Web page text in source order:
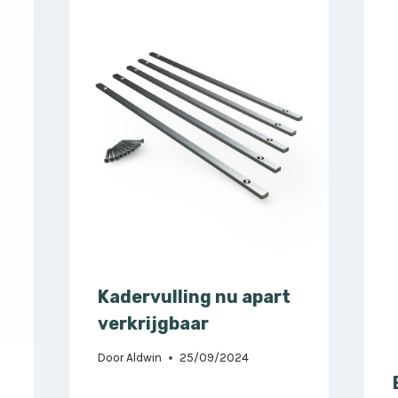
Kadervulling nu apart
verkrijgbaar
Door Aldwin 25/09/2024